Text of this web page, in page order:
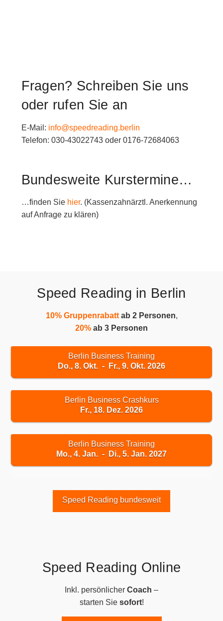
Fragen? Schreiben Sie uns
oder rufen Sie an
E-Mail: info@speedreading.berlin
Telefon: 030-43022743 oder 0176-72684063
Bundesweite Kurstermine…
…finden Sie hier. (Kassenzahnärztl. Anerkennung
auf Anfrage zu klären)
Speed Reading in Berlin
10% Gruppenrabattab 2 Personen,
20% ab 3 Personen
Berlin Business Training
Do., 8. Okt. - Fr., 9. Okt. 2026
Berlin Business Crashkurs
Fr., 18. Dez. 2026
Berlin Business Training
Mo., 4. Jan. - Di., 5. Jan. 2027
Speed Reading bundesweit
Speed Reading Online
Inkl. persönlicher Coach –
starten Sie sofort!